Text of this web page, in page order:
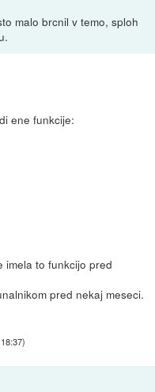
malo brcnil v temo, sploh
ene funkcije:
imela to funkcijo pred
pred nekaj meseci.
)